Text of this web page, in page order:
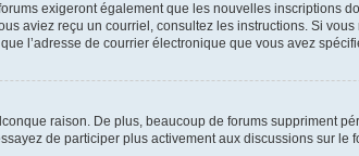
exigeront également que les nouvelles inscriptions
aviez reçu un courriel, consultez les instructions. Si
l’adresse de courrier électronique que vous avez
raison. De plus, beaucoup de forums suppriment
de participer plus activement aux discussions sur le